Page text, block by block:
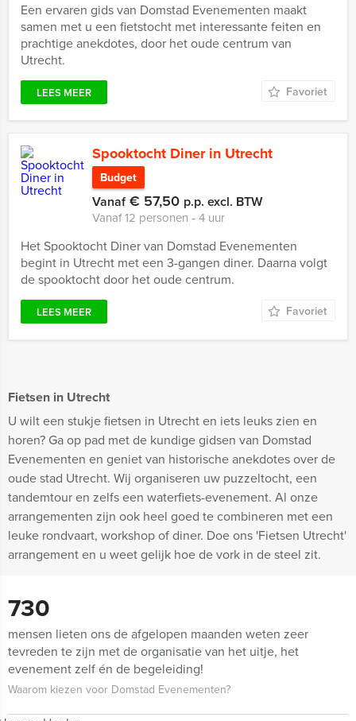
Fietsen in Utrecht
U wilt een stukje fietsen in Utrecht en iets leuks zien en
horen? Ga op pad met de kundige gidsen van Domstad
Evenementen en geniet van historische anekdotes over de
oude stad Utrecht. Wij organiseren uw puzzeltocht, een
tandemtour en zelfs een waterfiets-evenement. Al onze
arrangementen zijn ook heel goed te combineren met een
leuke rondvaart, workshop of diner. Doe ons 'Fietsen Utrecht'
arrangement en u weet gelijk hoe de vork in de steel zit.
Een ervaren gids van Domstad Evenementen maakt
samen met u een fietstocht met interessante feiten en
prachtige anekdotes, door het oude centrum van
Utrecht.
LEES MEER Favoriet
Spooktocht Diner in Utrecht
Budget
Vanaf€ 57,50 p.p. excl. BTW
Vanaf 12 personen ‐ 4 uur
Het Spooktocht Diner van Domstad Evenementen
begint in Utrecht met een 3-gangen diner. Daarna volgt
de spooktocht door het oude centrum.
LEES MEER Favoriet
730
mensen lieten ons de afgelopen maanden weten zeer
tevreden te zijn met de organisatie van het uitje, het
evenement zelf én de begeleiding!
Waarom kiezen voor Domstad Evenementen?